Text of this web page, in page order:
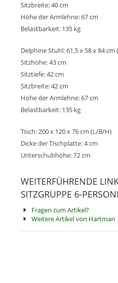
Sitzbreite: 40 cm
Höhe der Armlehne: 67 cm
Belastbarkeit: 135 kg
Delphine Stuhl: 61,5 x 58 x 84 cm
Sitzhöhe: 43 cm
Sitztiefe: 42 cm
Sitzbreite: 42 cm
Höhe der Armlehne: 67 cm
Belastbarkeit: 135 kg
Tisch: 200 x 120 x 76 cm (L/B/H)
Dicke der Tischplatte: 4 cm
Unterschubhöhe: 72 cm
WEITERFÜHRENDE
SITZGRUPPE 6-
Fragen zum Artikel?
Weitere Artikel von Hartman